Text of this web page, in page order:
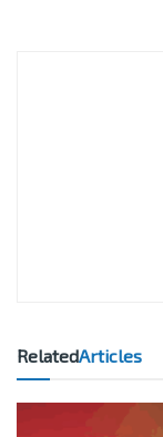
RelatedArticles